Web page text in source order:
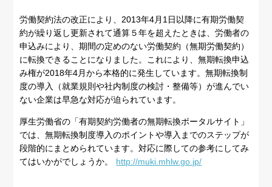
労働契約法の改正により、2013年4月1日以降に有期労働契
約が繰り返し更新されて通算５年を超えたときは、労働者の
申込みにより、期間の定めのない労働契約（無期労働契約）
に転換できることになりました。これにより、無期転換申込
み権が2018年4月から本格的に発生しています。無期転換制
度の導入（就業規則や社内制度の検討・整備等）が進んでい
ない企業は早急な対応が迫られています。
厚生労働省の「有期契約労働者の無期転換ポータルサイト」
では、無期転換制度導入のポイントや導入までのステップが
段階的にまとめられています。対応に際しての参考にしてみ
てはいかがでしょうか。
http://muki.mhlw.go.jp/